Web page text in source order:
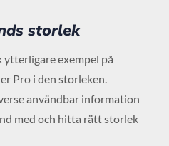
storlek
ytterligare exempel på
Pro i den storleken.
användbar information
med och hitta rätt storlek